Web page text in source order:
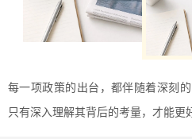
每一项政策的出台，都伴随着深刻的
只有深入理解其背后的考量，才能更